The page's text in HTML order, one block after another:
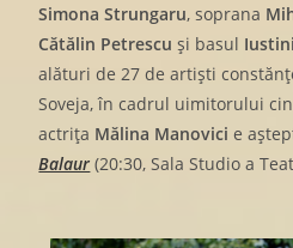
Simona Strungaru, soprana
Cătălin Petrescu și basul
alături de 27 de artiști
Soveja, în cadrul uimitorului
actrița Mălina Manovici e
Balaur (20:30, Sala Studio a